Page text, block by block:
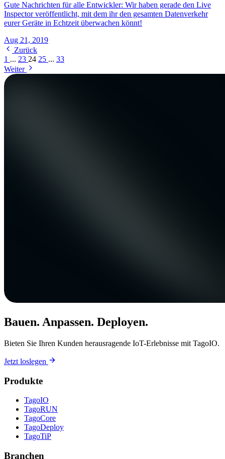
Gute Nachrichten für alle Entwickler: Wir haben gerade den Live
Inspector veröffentlicht, mit dem ihr den gesamten Datenverkehr
eurer Geräte in Echtzeit überwachen könnt!
Aug 21, 2019
Zurück
1 ... 23 24 25 ... 33
Weiter
Bauen. Anpassen. Deployen.
Bieten Sie Ihren Kunden herausragende IoT-Erlebnisse mit TagoIO.
Jetzt loslegen
Produkte
TagoIO
TagoRUN
TagoCore
TagoDeploy
TagoTiP
Branchen